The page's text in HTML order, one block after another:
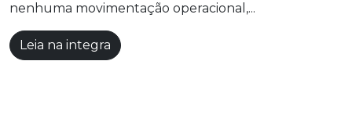
nenhuma movimentação operacional,...
Leia na integra